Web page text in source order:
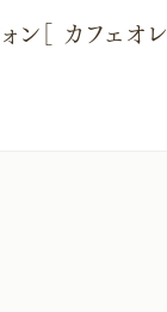
ン［ カフェオ